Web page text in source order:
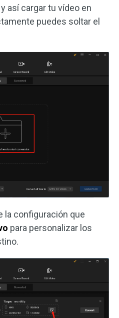
y así cargar tu vídeo en
puedes soltar el
la configuración que
para personalizar los